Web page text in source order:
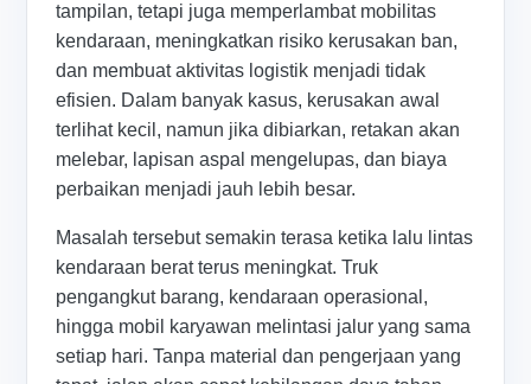
tampilan, tetapi juga memperlambat mobilitas
kendaraan, meningkatkan risiko kerusakan ban,
dan membuat aktivitas logistik menjadi tidak
efisien. Dalam banyak kasus, kerusakan awal
terlihat kecil, namun jika dibiarkan, retakan akan
melebar, lapisan aspal mengelupas, dan biaya
perbaikan menjadi jauh lebih besar.
Masalah tersebut semakin terasa ketika lalu lintas
kendaraan berat terus meningkat. Truk
pengangkut barang, kendaraan operasional,
hingga mobil karyawan melintasi jalur yang sama
setiap hari. Tanpa material dan pengerjaan yang